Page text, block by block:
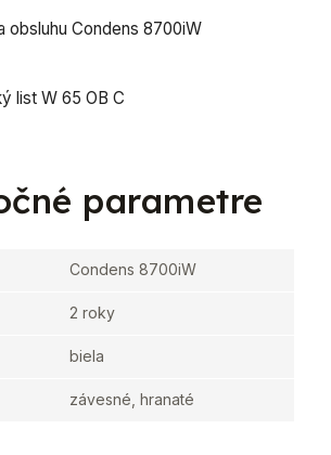
obsluhu Condens 8700iW
list W 65 OB C
parametre
Condens 8700iW
2 roky
biela
závesné, hranaté